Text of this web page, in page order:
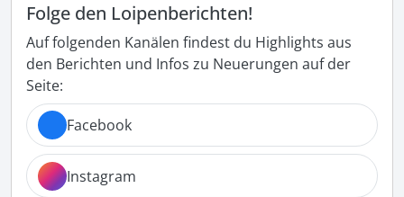
Folge den Loipenberichten!
Auf folgenden Kanälen findest du Highlights aus
den Berichten und Infos zu Neuerungen auf der
Seite:
Facebook
Instagram